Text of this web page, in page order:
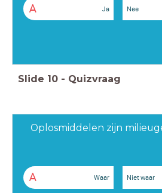
A Ja Nee
Slide 10 - Quizvraag
Oplosmiddelen zijn
A Waar Niet waar